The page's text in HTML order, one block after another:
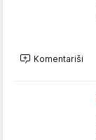
Komentariši